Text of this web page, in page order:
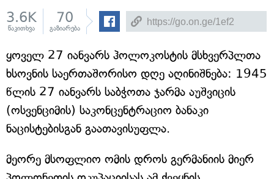
3.6K
წაკითხვა
70
გაზიარება
ყოველ 27 იანვარს ჰოლოკოსტის მსხვერპლთა
ხსოვნის საერთაშორისო დღე აღინიშნება: 1945
წლის 27 იანვარს საბჭოთა ჯარმა აუშვიცის
(ოსვენციმის) საკონცენტრაციო ბანაკი
ნაცისტებისგან გაათავისუფლა.
მეორე მსოფლიო ომის დროს გერმანიის მიერ